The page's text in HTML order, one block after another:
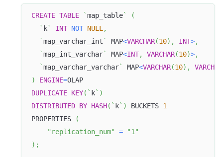
CREATE TABLE `map_table`
(
` k` INT NOT NULL,
`map_varchar_int ` MAP<VARCHAR(10) , INT>,
`map_int_varchar` MAP<INT, VARCHAR(10)>,
`map_varchar_varchar` MAP<VARCHAR(10) , VARCHAR
)
ENGINE=OLAP
DUPLICATE KEY( ` k` )
DISTRIBUTED BY HASH( ` k` ) BUCKETS 1
PROPERTIES
(
"replication_num"
=
"1"
) ;